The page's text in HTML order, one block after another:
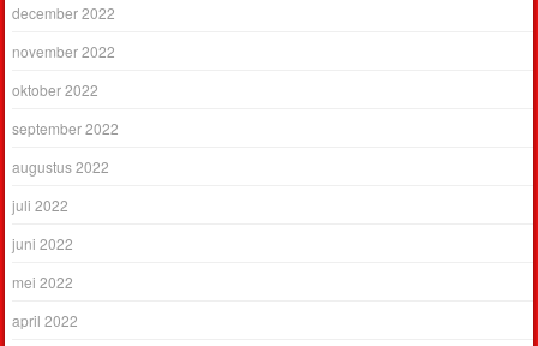
december 2022
november 2022
oktober 2022
september 2022
augustus 2022
juli 2022
juni 2022
mei 2022
april 2022